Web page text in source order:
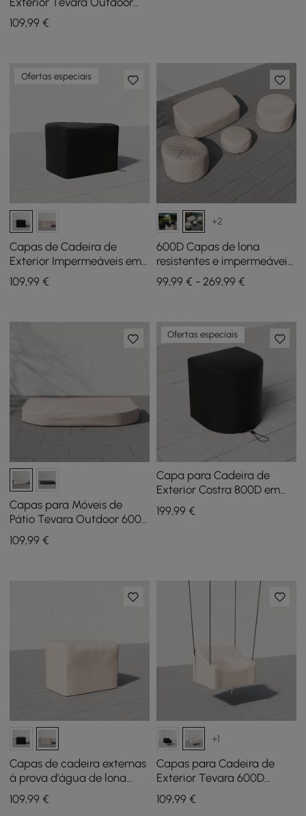
600D em Lona Resistente
Impermeáveis em Marfim
109,99 €
Ofertas especiais
Capas de Cadeira de
Exterior Impermeáveis em
Lona Resistente 600D em
Preto
109,99 €
+2
600D Capas de lona
resistentes e impermeáveis
para móveis de exterior em
bege
99,99 € - 269,99 €
Capas para Móveis de
Pátio Tevara Outdoor 600D
de Lona Resistente à Prova
d'Água na Cor Marfim
109,99 €
Ofertas especiais
Capa para Cadeira de
Exterior Costra 800D em
Lona Resistente à Água,
Conjunto de 2
199,99€
Capas de cadeira externas
à prova d'água de lona
resistente 600D Costra em
marfim
109,99 €
+1
Capas para Cadeira de
Exterior Tevara 600D
Tough Canvas
Impermeável em Marfim
109,99€